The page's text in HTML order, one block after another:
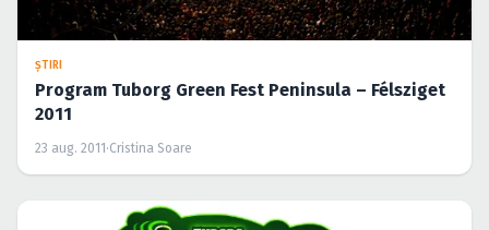
ŞTIRI
Program Tuborg Green Fest Peninsula – Félsziget
2011
23 aug. 2011 ·Cristina Soare